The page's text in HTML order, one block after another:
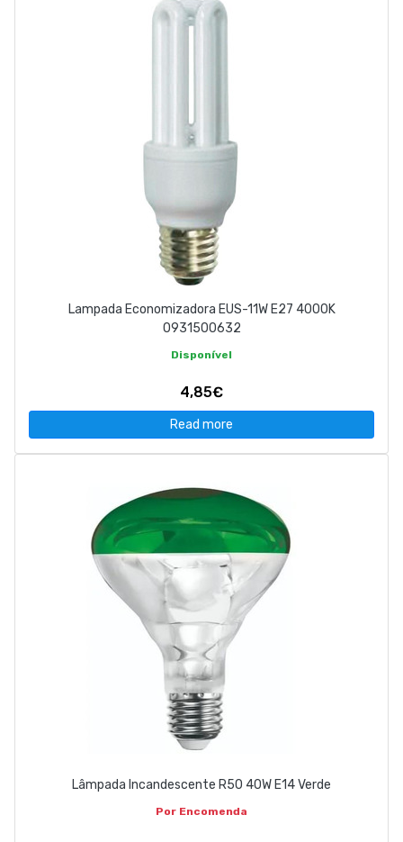
Lampada Economizadora EUS-11W E27 4000K
0931500632
Disponível
4,85€
Read more
Lâmpada Incandescente R50 40W E14 Verde
Por Encomenda